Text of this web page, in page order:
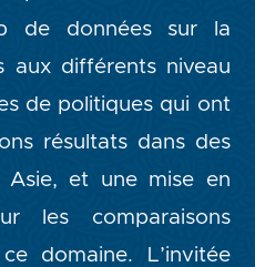
de données sur la
aux différents niveau
de politiques qui ont
résultats dans des
et une mise en
les comparaisons
domaine. L’invitée